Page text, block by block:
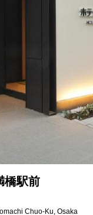
橋駅前
Chuo-Ku, Osaka